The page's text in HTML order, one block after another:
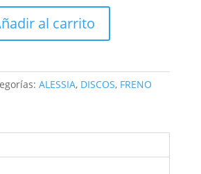
al carrito
ALESSIA, DISCOS, FRENO